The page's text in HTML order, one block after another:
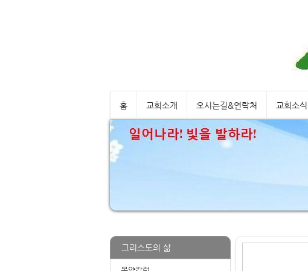
홈 교회소개 오시는길&연락처 교회소식
그리스도의 삶